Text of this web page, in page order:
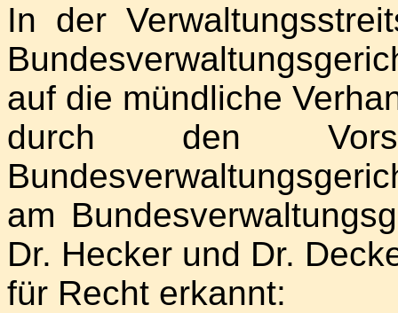
In der
auf die mündliche
durch den
am
Dr. Hecker und Dr.
für Recht erkannt: